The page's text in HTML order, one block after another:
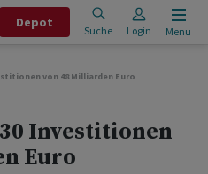
Depot
Suche Login Menu
von 48 Milliarden Euro
Investitionen
Euro